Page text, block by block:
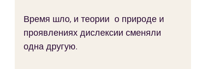
Время шло, и теории  о природе и
проявлениях дислексии сменяли
одна другую.